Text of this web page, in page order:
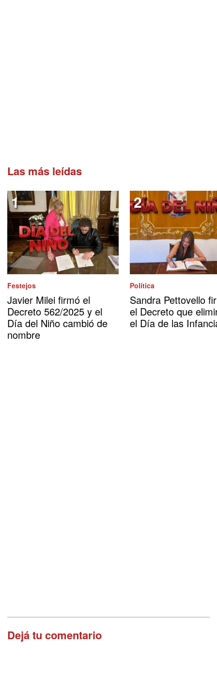
Las más leídas
Festejos
Javier Milei firmó el
Decreto 562/2025 y el
Día del Niño cambió de
nombre
Política
Sandra Pettovello
el Decreto que
el Día de las
Dejá tu comentario